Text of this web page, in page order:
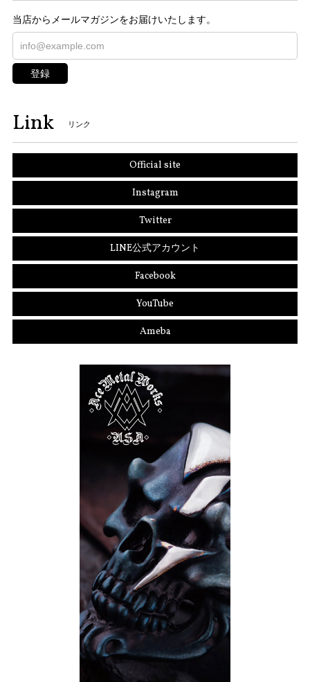
当店からメールマガジンをお届けいたします。
登録
Link リンク
Official site
Instagram
Twitter
LINE公式アカウント
Facebook
YouTube
Ameba